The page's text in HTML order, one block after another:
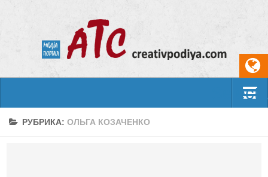
События
РУБРИКА: ОЛЬГА КОЗАЧЕНКО